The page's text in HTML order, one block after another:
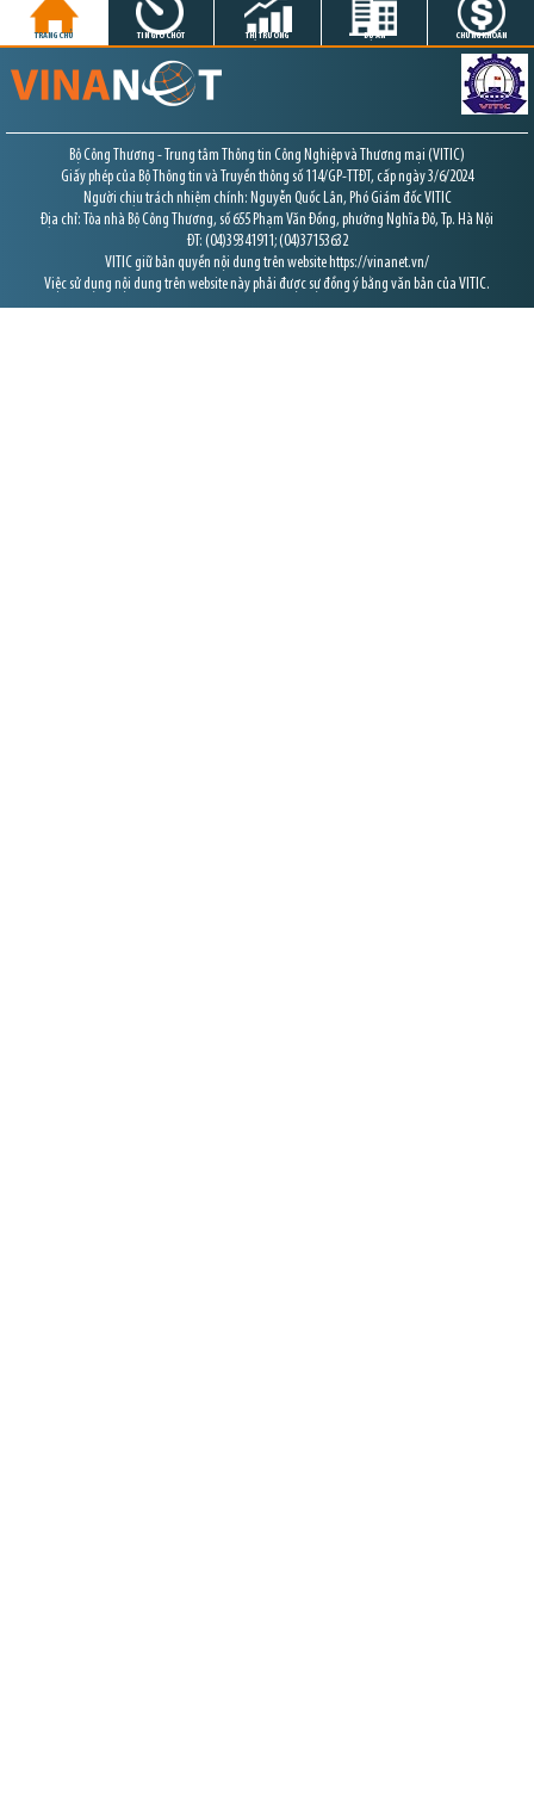
TRANG CHỦ TIN GIỜ CHÓT THỊ TRƯỜNG DỰ ÁN CHỨNG KHOÁN
Bộ Công Thương - Trung tâm Thông tin Công Nghiệp và Thương mại (VITIC)
Giấy phép của Bộ Thông tin và Truyền thông số 114/GP-TTĐT, cấp ngày 3/6/2024
Người chịu trách nhiệm chính: Nguyễn Quốc Lân, Phó Giám đốc VITIC
Địa chỉ: Tòa nhà Bộ Công Thương, số 655 Phạm Văn Đồng, phường Nghĩa Đô, Tp. Hà Nội
ĐT: (04)39341911; (04)37153632
VITIC giữ bản quyền nội dung trên website https://vinanet.vn/
Việc sử dụng nội dung trên website này phải được sự đồng ý bằng văn bản của VITIC.